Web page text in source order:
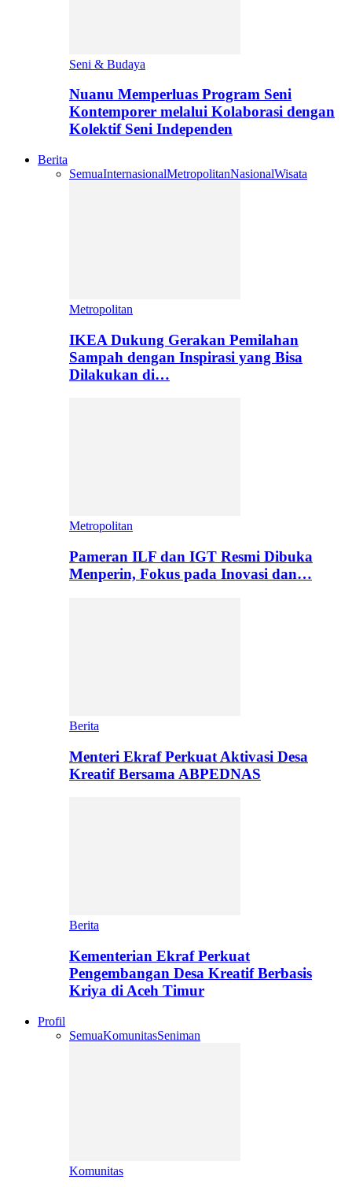
Seni & Budaya
Nuanu Memperluas Program Seni
Kontemporer melalui Kolaborasi dengan
Kolektif Seni Independen
Berita
SemuaInternasionalMetropolitanNasionalWisata
Metropolitan
IKEA Dukung Gerakan Pemilahan
Sampah dengan Inspirasi yang Bisa
Dilakukan di…
Metropolitan
Pameran ILF dan IGT Resmi Dibuka
Menperin, Fokus pada Inovasi dan…
Berita
Menteri Ekraf Perkuat Aktivasi Desa
Kreatif Bersama ABPEDNAS
Berita
Kementerian Ekraf Perkuat
Pengembangan Desa Kreatif Berbasis
Kriya di Aceh Timur
Profil
SemuaKomunitasSeniman
Komunitas